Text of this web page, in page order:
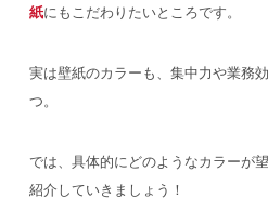
紙にもこだわりたいところです。
実は壁紙のカラーも、集中力や業務
つ。
では、具体的にどのようなカラーが
紹介していきましょう！